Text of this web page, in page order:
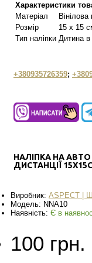
Характеристики
Матеріал
Вінілова
Розмір
15 х 15
Тип наліпки Дитина в
+380935726359;
НАЛІПКА НА
ДИСТАНЦІЇ
Виробник: АSPECT |
Модель: NNA10
Наявність: Є в
100 грн.